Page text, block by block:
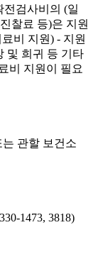
전검사비의 (일
찰료 등)은 지원
비 지원) - 지원
및 희귀 등 기타
비 지원이 필요
관할 보건소
1473, 3818)